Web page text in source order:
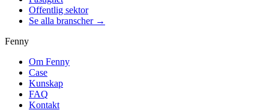
Offentlig sektor
Se alla branscher →
Fenny
Om Fenny
Case
Kunskap
FAQ
Kontakt